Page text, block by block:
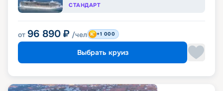
СТАНДАРТ
от 96 890 ₽ /чел +1 000
Выбрать круиз